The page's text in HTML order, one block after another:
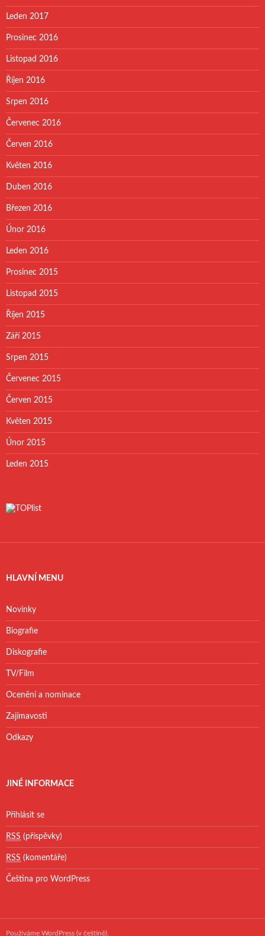
Leden 2017
Prosinec 2016
Listopad 2016
Říjen 2016
Srpen 2016
Červenec 2016
Červen 2016
Květen 2016
Duben 2016
Březen 2016
Únor 2016
Leden 2016
Prosinec 2015
Listopad 2015
Říjen 2015
Září 2015
Srpen 2015
Červenec 2015
Červen 2015
Květen 2015
Únor 2015
Leden 2015
HLAVNÍ MENU
Novinky
Biografie
Diskografie
TV/Film
Ocenění a nominace
Zajímavosti
Odkazy
JINÉ INFORMACE
Přihlásit se
RSS (příspěvky)
RSS (komentáře)
Čeština pro WordPress
Používáme WordPress (v češtině).